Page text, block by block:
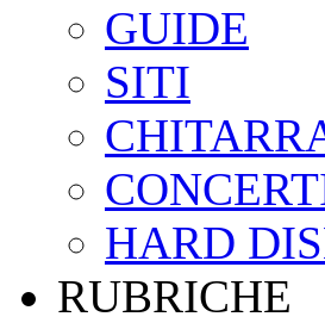
GUIDE
SITI
HARD
RUBRICHE